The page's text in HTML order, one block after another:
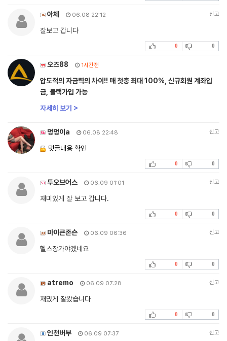
아체 06.08 22:12 신고
잘보고 갑니다
0 0
오즈88 1시간전
압도적의 자금력의 차이!! 매 첫충 최대 100%, 신규회원 계좌입
금, 블랙가입 가능
자세히 보기 >
멍멍이a 06.08 22:48 신고
댓글내용 확인
0 0
투오브어스 06.09 01:01 신고
재미있게 잘 보고 갑니다.
0 0
마이큰존슨 06.09 06:36 신고
헬스장가야겠네요
0 0
atremo 06.09 07:28 신고
재밌게 잘봤습니다
0 0
인천버부 06.09 07:37 신고